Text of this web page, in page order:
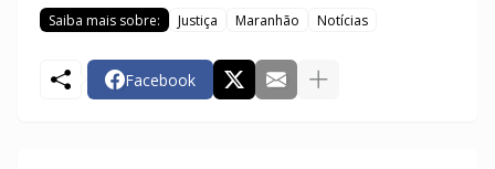
Saiba mais sobre: Justiça Maranhão Notícias
Facebook